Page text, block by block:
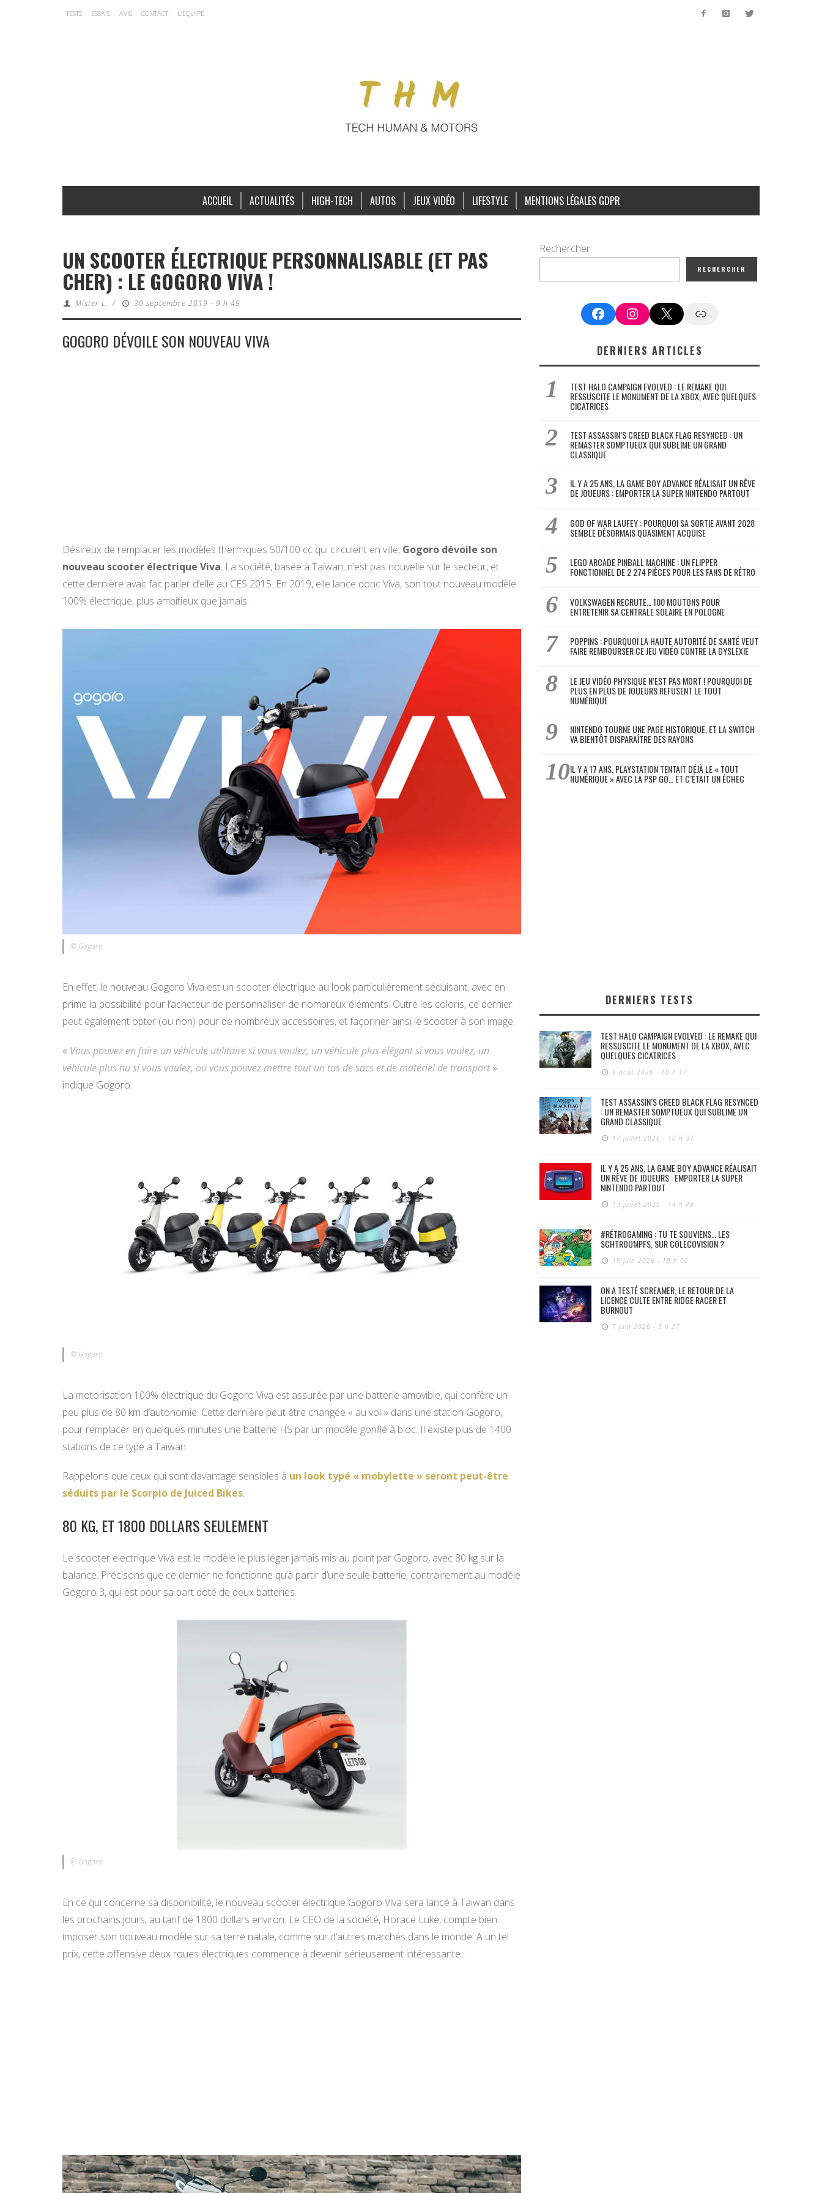
TESTS ESSAIS AVIS CONTACT L’ÉQUIPE
ACCUEIL ACTUALITÉS HIGH-TECH AUTOS JEUX VIDÉO LIFESTYLE MENTIONS LÉGALES GDPR
UN SCOOTER ÉLECTRIQUE PERSONNALISABLE (ET PAS
CHER) : LE GOGORO VIVA !
Mister L. / 30 septembre 2019 - 9 h 49
GOGORO DÉVOILE SON NOUVEAU VIVA
Désireux de remplacer les modèles thermiques 50/100 cc qui circulent en ville, Gogoro dévoile son
nouveau scooter électrique Viva. La société, basée à Taiwan, n’est pas nouvelle sur le secteur, et
cette dernière avait fait parler d’elle au CES 2015. En 2019, elle lance donc Viva, son tout nouveau modèle
100% électrique, plus ambitieux que jamais.
© Gogoro
En effet, le nouveau Gogoro Viva est un scooter électrique au look particulièrement séduisant, avec en
prime la possibilité pour l’acheteur de personnaliser de nombreux éléments. Outre les coloris, ce dernier
peut également opter (ou non) pour de nombreux accessoires, et façonner ainsi le scooter à son image.
« Vous pouvez en faire un véhicule utilitaire si vous voulez, un véhicule plus élégant si vous voulez, un
véhicule plus nu si vous voulez, ou vous pouvez mettre tout un tas de sacs et de matériel de transport»
indique Gogoro.
© Gogoro
La motorisation 100% électrique du Gogoro Viva est assurée par une batterie amovible, qui confère un
peu plus de 80 km d’autonomie. Cette dernière peut être changée « au vol » dans une station Gogoro,
pour remplacer en quelques minutes une batterie HS par un modèle gonflé à bloc. Il existe plus de 1400
stations de ce type a Taiwan.
Rappelons que ceux qui sont davantage sensibles à un look typé « mobylette » seront peut-être
séduits par le Scorpio de Juiced Bikes.
80 KG, ET 1800 DOLLARS SEULEMENT
Le scooter électrique Viva est le modèle le plus léger jamais mis au point par Gogoro, avec 80 kg sur la
balance. Précisons que ce dernier ne fonctionne qu’à partir d’une seule batterie, contrairement au modèle
Gogoro 3, qui est pour sa part doté de deux batteries.
© Gogoro
En ce qui concerne sa disponibilité, le nouveau scooter électrique Gogoro Viva sera lancé à Taiwan dans
les prochains jours, au tarif de 1800 dollars environ. Le CEO de la société, Horace Luke, compte bien
imposer son nouveau modèle sur sa terre natale, comme sur d’autres marchés dans le monde. A un tel
prix, cette offensive deux roues électriques commence à devenir sérieusement intéressante…
Rechercher
RECHERCHER
FacebookInstagram
X Google News
DERNIERS ARTICLES
TEST HALO CAMPAIGN EVOLVED : LE REMAKE QUI
RESSUSCITE LE MONUMENT DE LA XBOX, AVEC QUELQUES
CICATRICES
TEST ASSASSIN’S CREED BLACK FLAG RESYNCED : UN
REMASTER SOMPTUEUX QUI SUBLIME UN GRAND
CLASSIQUE
IL Y A 25 ANS, LA GAME BOY ADVANCE RÉALISAIT UN RÊVE
DE JOUEURS : EMPORTER LA SUPER NINTENDO PARTOUT
GOD OF WAR LAUFEY : POURQUOI SA SORTIE AVANT 2028
SEMBLE DÉSORMAIS QUASIMENT ACQUISE
LEGO ARCADE PINBALL MACHINE : UN FLIPPER
FONCTIONNEL DE 2 274 PIÈCES POUR LES FANS DE RÉTRO
VOLKSWAGEN RECRUTE… 100 MOUTONS POUR
ENTRETENIR SA CENTRALE SOLAIRE EN POLOGNE
POPPINS : POURQUOI LA HAUTE AUTORITÉ DE SANTÉ VEUT
FAIRE REMBOURSER CE JEU VIDÉO CONTRE LA DYSLEXIE
LE JEU VIDÉO PHYSIQUE N’EST PAS MORT ! POURQUOI DE
PLUS EN PLUS DE JOUEURS REFUSENT LE TOUT
NUMÉRIQUE
NINTENDO TOURNE UNE PAGE HISTORIQUE, ET LA SWITCH
VA BIENTÔT DISPARAÎTRE DES RAYONS
IL Y A 17 ANS, PLAYSTATION TENTAIT DÉJÀ LE « TOUT
NUMÉRIQUE » AVEC LA PSP GO… ET C’ÉTAIT UN ÉCHEC
DERNIERS TESTS
TEST HALO CAMPAIGN EVOLVED : LE REMAKE QUI
RESSUSCITE LE MONUMENT DE LA XBOX, AVEC
QUELQUES CICATRICES
4 août 2026 - 10 h 17
TEST ASSASSIN’S CREED BLACK FLAG RESYNCED
: UN REMASTER SOMPTUEUX QUI SUBLIME UN
GRAND CLASSIQUE
17 juillet 2026 - 10 h 37
IL Y A 25 ANS, LA GAME BOY ADVANCE RÉALISAIT
UN RÊVE DE JOUEURS : EMPORTER LA SUPER
NINTENDO PARTOUT
13 juillet 2026 - 14 h 48
#RÉTROGAMING : TU TE SOUVIENS… LES
SCHTROUMPFS, SUR COLECOVISION ?
19 juin 2026 - 19 h 02
ON A TESTÉ SCREAMER, LE RETOUR DE LA
LICENCE CULTE ENTRE RIDGE RACER ET
BURNOUT
7 juin 2026 - 9 h 27